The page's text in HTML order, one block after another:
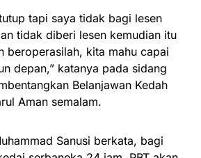
tapi saya tidak bagi lesen
tidak diberi lesen kemudian itu
beroperasilah, kita mahu capai
depan,” katanya pada sidang
Belanjawan Kedah
Aman semalam.
Sanusi berkata, bagi